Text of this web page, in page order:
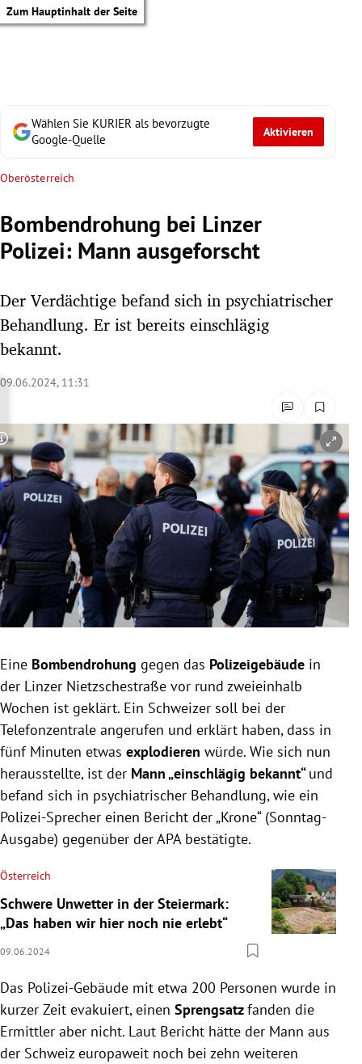
Zum Hauptinhalt der Seite
Untermenü
Untermenü
Untermenü
Untermenü
Untermenü
Untermenü
Untermenü
Untermenü
Wählen Sie KURIER als bevorzugte
Google-Quelle
Aktivieren
Oberösterreich
Bombendrohung bei Linzer
Polizei: Mann ausgeforscht
Der Verdächtige befand sich in psychiatrischer
Behandlung. Er ist bereits einschlägig
bekannt.
09.06.2024, 11:31
Copyright-Hinweis öffnen/schließen
Eine Bombendrohung gegen das Polizeigebäude in
der Linzer Nietzschestraße vor rund zweieinhalb
Wochen ist geklärt. Ein Schweizer soll bei der
Telefonzentrale angerufen und erklärt haben, dass in
fünf Minuten etwas explodieren würde. Wie sich nun
herausstellte, ist der Mann „einschlägig bekannt“und
befand sich in psychiatrischer Behandlung, wie ein
Polizei-Sprecher einen Bericht der „Krone“ (Sonntag-
Ausgabe) gegenüber der APA bestätigte.
Österreich
Schwere Unwetter in der Steiermark:
„Das haben wir hier noch nie erlebt“
09.06.2024
Das Polizei-Gebäude mit etwa 200 Personen wurde in
kurzer Zeit evakuiert, einen Sprengsatzfanden die
Ermittler aber nicht. Laut Bericht hätte der Mann aus
der Schweiz europaweit noch bei zehn weiteren